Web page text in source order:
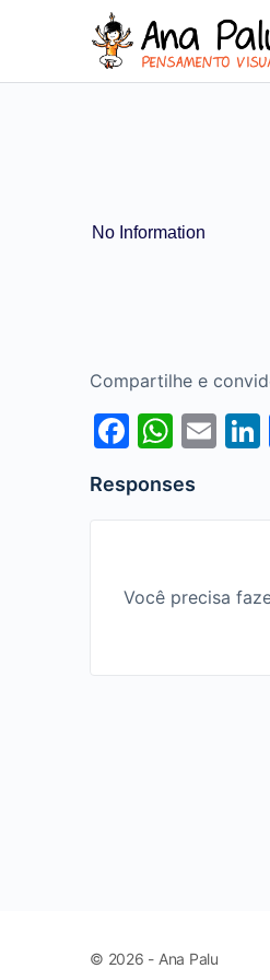
No Information
Compartilhe e
Responses
Você precisa
© 2026 - Ana Palu